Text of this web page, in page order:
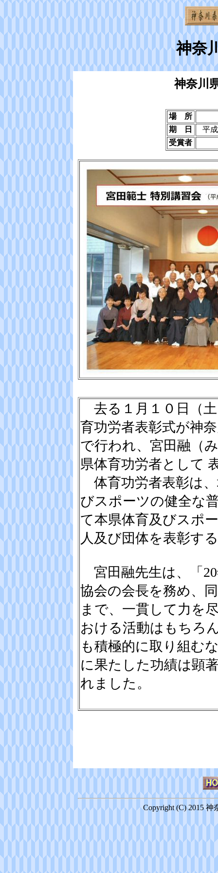
神奈
神奈川
場 所
期 日
平
受賞者
去る１月１０日（
育功労者表彰式が神
で行われ、宮田融（
県体育功労者として
体育功労者表彰は
びスポーツの健全な
て本県体育及びスポ
人及び団体を表彰す
宮田融先生は、「
協会の会長を務め、
まで、一貫して力を
おける活動はもちろ
も積極的に取り組む
に果たした功績は顕
れました。
Copyright (C) 2015 神